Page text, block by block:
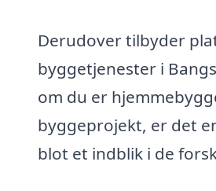
Derudover tilbyder
byggetjenester i
om du er
byggeprojekt, er det
blot et indblik i de